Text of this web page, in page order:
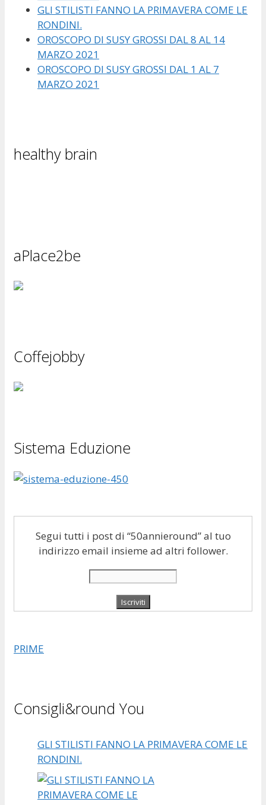
GLI STILISTI FANNO LA PRIMAVERA COME LE
RONDINI.
OROSCOPO DI SUSY GROSSI DAL 8 AL 14
MARZO 2021
OROSCOPO DI SUSY GROSSI DAL 1 AL 7
MARZO 2021
healthy brain
aPlace2be
Coffejobby
Sistema Eduzione
Segui tutti i post di “50annieround” al tuo
indirizzo email insieme ad altri follower.
PRIME
Consigli&round You
GLI STILISTI FANNO LA PRIMAVERA COME LE
RONDINI.